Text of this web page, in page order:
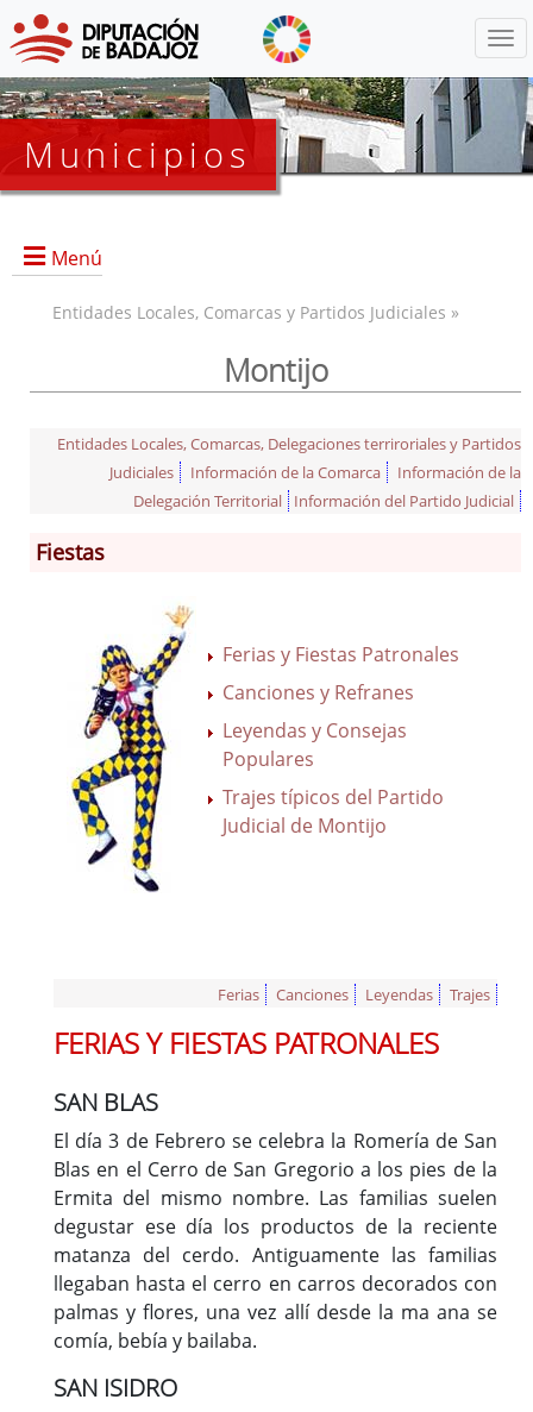
Municipios
Menú
Información General
Monumentos
Gastronomía
Fiestas
Turismo
Población
Corporación
Códigos para FACe
Entidades Locales, Comarcas y Partidos Judiciales »
Montijo
Entidades Locales, Comarcas, Delegaciones terriroriales y Partidos
Judiciales
Información de la Comarca
Información de la
Delegación Territorial
Información del Partido Judicial
Fiestas
Ferias y Fiestas Patronales
Canciones y Refranes
Leyendas y Consejas
Populares
Trajes típicos del Partido
Judicial de Montijo
Ferias Canciones Leyendas Trajes
FERIAS Y FIESTAS PATRONALES
SAN BLAS
El día 3 de Febrero se celebra la Romería de San
Blas en el Cerro de San Gregorio a los pies de la
Ermita del mismo nombre. Las familias suelen
degustar ese día los productos de la reciente
matanza del cerdo. Antiguamente las familias
llegaban hasta el cerro en carros decorados con
palmas y flores, una vez allí desde la ma ana se
comía, bebía y bailaba.
SAN ISIDRO